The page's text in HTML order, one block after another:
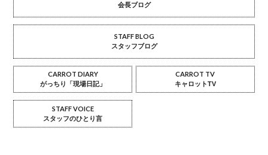
会長ブログ
STAFF BLOG
スタッフブログ
CARROT DIARY
がっちり「現場日記」
CARROT TV
キャロットTV
STAFF VOICE
スタッフのひとり言